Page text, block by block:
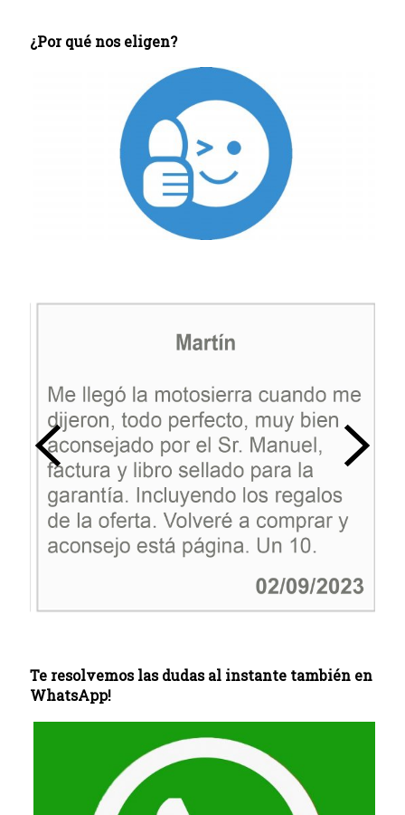
¿Por qué nos eligen?
Te resolvemos las dudas al instante también en
WhatsApp!